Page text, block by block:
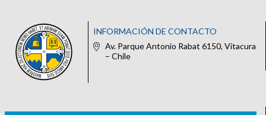
INFORMACIÓN DE CONTACTO
Av. Parque Antonio Rabat 6150, Vitacura
– Chile